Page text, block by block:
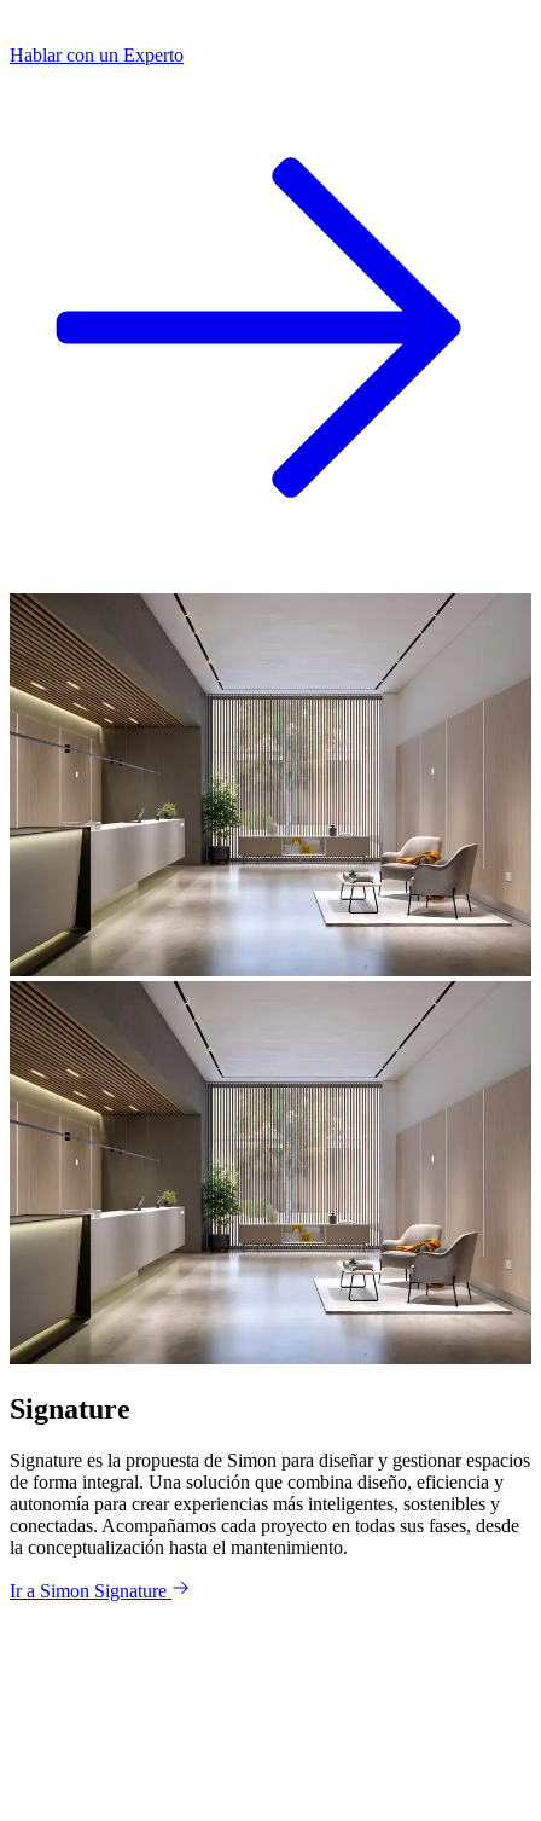
Hablar con un Experto
Signature
Signature es la propuesta de Simon para diseñar y gestionar espacios
de forma integral. Una solución que combina diseño, eficiencia y
autonomía para crear experiencias más inteligentes, sostenibles y
conectadas. Acompañamos cada proyecto en todas sus fases, desde
la conceptualización hasta el mantenimiento.
Ir a Simon Signature